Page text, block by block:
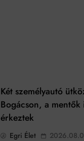
Két személyautó
Bogácson, a
érkeztek
Egri Élet